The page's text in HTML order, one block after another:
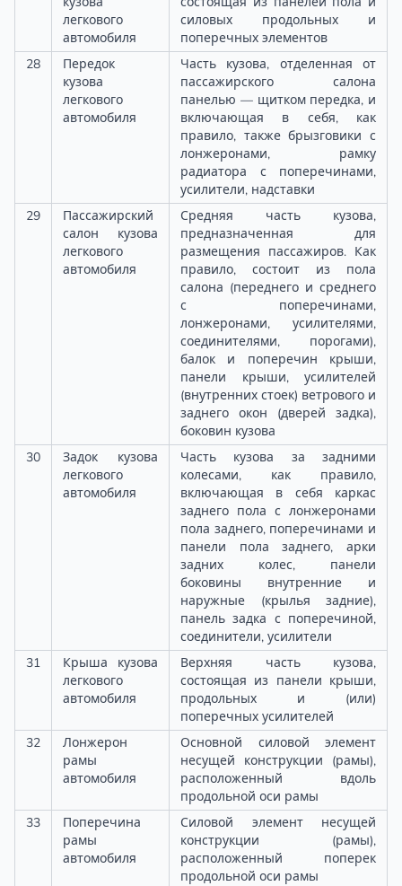
легкового
автомобиля
силовых продольных и
поперечных элементов
28
Передок
кузова
легкового
автомобиля
Часть кузова, отделенная от
пассажирского салона
панелью — щитком передка, и
включающая в себя, как
правило, также брызговики с
лонжеронами, рамку
радиатора с поперечинами,
усилители, надставки
29
Пассажирский
салон кузова
легкового
автомобиля
Средняя часть кузова,
предназначенная для
размещения пассажиров. Как
правило, состоит из пола
салона (переднего и среднего
с поперечинами,
лонжеронами, усилителями,
соединителями, порогами),
балок и поперечин крыши,
панели крыши, усилителей
(внутренних стоек) ветрового и
заднего окон (дверей задка),
боковин кузова
30
Задок кузова
легкового
автомобиля
Часть кузова за задними
колесами, как правило,
включающая в себя каркас
заднего пола с лонжеронами
пола заднего, поперечинами и
панели пола заднего, арки
задних колес, панели
боковины внутренние и
наружные (крылья задние),
панель задка с поперечиной,
соединители, усилители
31
Крыша кузова
легкового
автомобиля
Верхняя часть кузова,
состоящая из панели крыши,
продольных и (или)
поперечных усилителей
32
Лонжерон
рамы
автомобиля
Основной силовой элемент
несущей конструкции (рамы),
расположенный вдоль
продольной оси рамы
33
Поперечина
рамы
автомобиля
Силовой элемент несущей
конструкции (рамы),
расположенный поперек
продольной оси рамы